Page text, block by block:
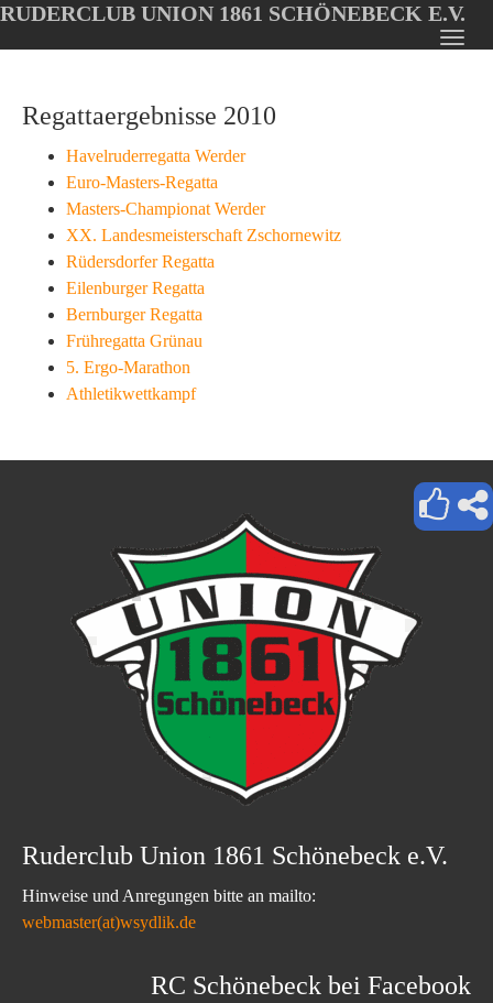
Oops, an error occurred! Code: 202608081802000d9885c4
main
RUDERCLUB UNION 1861 SCHÖNEBECK E.V.
Regattaergebnisse 2010
Havelruderregatta Werder
Euro-Masters-Regatta
Masters-Championat Werder
XX. Landesmeisterschaft Zschornewitz
Rüdersdorfer Regatta
Eilenburger Regatta
Bernburger Regatta
Frühregatta Grünau
5. Ergo-Marathon
Athletikwettkampf
Ruderclub Union 1861 Schönebeck e.V.
Hinweise und Anregungen bitte an mailto:
webmaster(at)wsydlik.de
RC Schönebeck bei Facebook